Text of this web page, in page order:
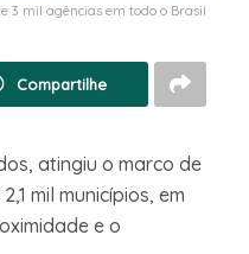
3 mil agências em todo o Brasil
Compartilhe
atingiu o marco de
mil municípios, em
e o